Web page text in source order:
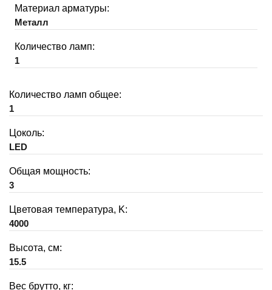
Материал арматуры:
Металл
Количество ламп:
1
Количество ламп общее:
1
Цоколь:
LED
Общая мощность:
3
Цветовая температура, K:
4000
Высота, см:
15.5
Вес брутто, кг: